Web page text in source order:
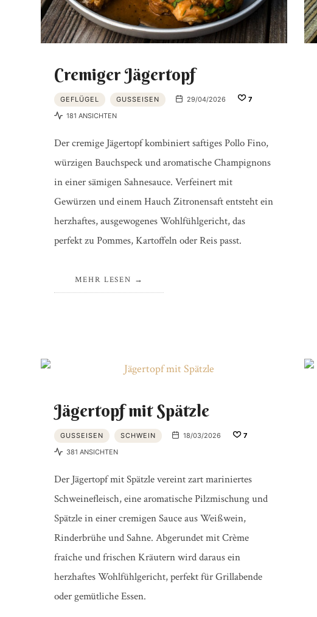
Cremiger Jägertopf
GEFLÜGEL GUSSEISEN 29/04/2026
7
181 ANSICHTEN
Der cremige Jägertopf kombiniert saftiges Pollo Fino,
würzigen Bauchspeck und aromatische Champignons
in einer sämigen Sahnesauce. Verfeinert mit
Gewürzen und einem Hauch Zitronensaft entsteht ein
herzhaftes, ausgewogenes Wohlfühlgericht, das
perfekt zu Pommes, Kartoffeln oder Reis passt.
MEHR LESEN
Jägertopf mit Spätzle
GUSSEISEN SCHWEIN 18/03/2026
7
381 ANSICHTEN
Der Jägertopf mit Spätzle vereint zart mariniertes
Schweinefleisch, eine aromatische Pilzmischung und
Spätzle in einer cremigen Sauce aus Weißwein,
Rinderbrühe und Sahne. Abgerundet mit Crème
fraîche und frischen Kräutern wird daraus ein
herzhaftes Wohlfühlgericht, perfekt für Grillabende
oder gemütliche Essen.